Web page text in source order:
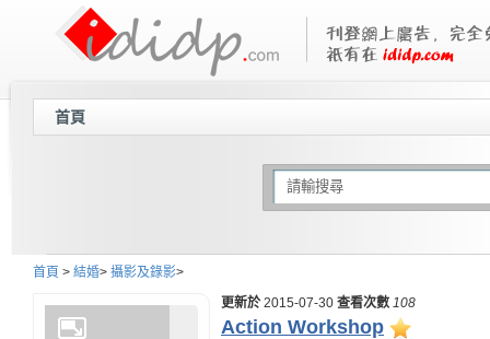
首頁
首頁 > 結婚> 攝影及錄影>
更新於 2015-07-30 查看次數 108
Action Workshop